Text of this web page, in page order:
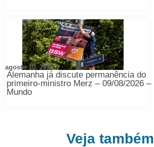
Alemanha já discute permanência do
primeiro-ministro Merz – 09/08/2026 –
Mundo
agosto 10, 2026
Veja também